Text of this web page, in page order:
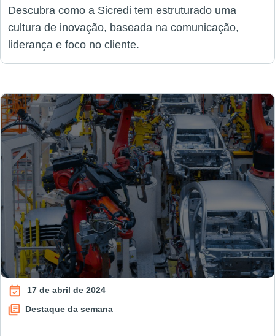
Descubra como a Sicredi tem estruturado uma
cultura de inovação, baseada na comunicação,
liderança e foco no cliente.
17 de abril de 2024
Destaque da semana